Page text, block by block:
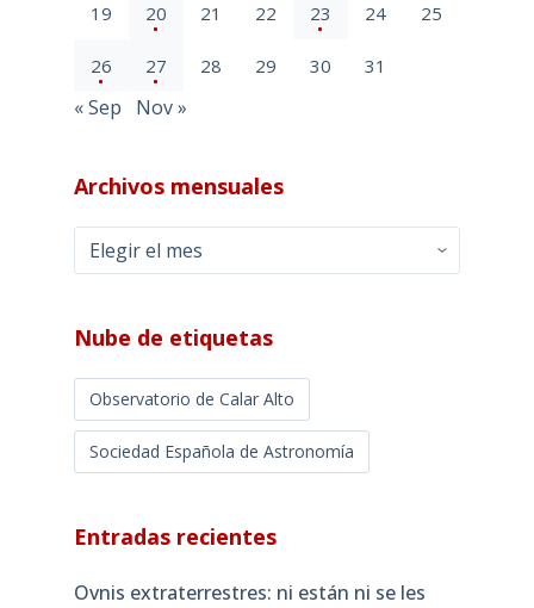
19 20 21 22 23 24 25
26 27 28 29 30 31
« Sep Nov »
Archivos mensuales
Archivos
mensuales
Nube de etiquetas
Observatorio de Calar Alto
Sociedad Española de Astronomía
Entradas recientes
Ovnis extraterrestres: ni están ni se les